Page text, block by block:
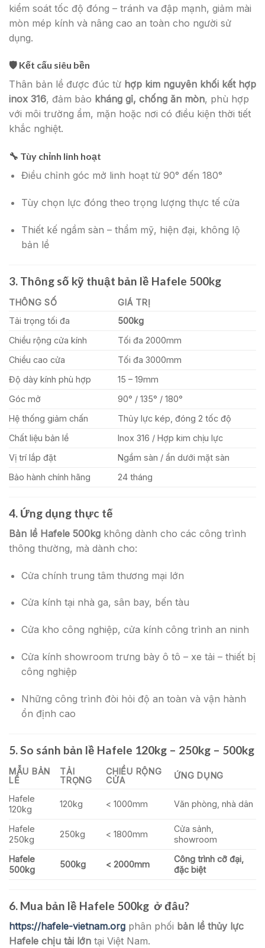
kiểm soát tốc độ đóng – tránh va đập mạnh, giảm mài
mòn mép kính và nâng cao an toàn cho người sử
dụng.
🛡️ Kết cấu siêu bền
Thân bản lề được đúc từ hợp kim nguyên khối kết hợp
inox 316, đảm bảo kháng gỉ, chống ăn mòn, phù hợp
với môi trường ẩm, mặn hoặc nơi có điều kiện thời tiết
khắc nghiệt.
🔧 Tùy chỉnh linh hoạt
Điều chỉnh góc mở linh hoạt từ 90° đến 180°
Tùy chọn lực đóng theo trọng lượng thực tế cửa
Thiết kế ngầm sàn – thẩm mỹ, hiện đại, không lộ
bản lề
3. Thông số kỹ thuật bản lề Hafele 500kg
THÔNG SỐ
GIÁ TRỊ
Tải trọng tối đa
500kg
Chiều rộng cửa kính
Tối đa 2000mm
Chiều cao cửa
Tối đa 3000mm
Độ dày kính phù hợp
15 – 19mm
Góc mở
90° / 135° / 180°
Hệ thống giảm chấn
Thủy lực kép, đóng 2 tốc độ
Chất liệu bản lề
Inox 316 / Hợp kim chịu lực
Vị trí lắp đặt
Ngầm sàn / ẩn dưới mặt sàn
Bảo hành chính hãng
24 tháng
4. Ứng dụng thực tế
Bản lề Hafele 500kg không dành cho các công trình
thông thường, mà dành cho:
Cửa chính trung tâm thương mại lớn
Cửa kính tại nhà ga, sân bay, bến tàu
Cửa kho công nghiệp, cửa kính công trình an ninh
Cửa kính showroom trưng bày ô tô – xe tải – thiết bị
công nghiệp
Những công trình đòi hỏi độ an toàn và vận hành
ổn định cao
5. So sánh bản lề Hafele 120kg – 250kg – 500kg
MẪU BẢN
LỀ
TẢI
TRỌNG
CHIỀU RỘNG
CỬA
ỨNG DỤNG
Hafele
120kg
120kg < 1000mm Văn phòng, nhà dân
Hafele
250kg
250kg < 1800mm
Cửa sảnh,
showroom
Hafele
500kg
500kg < 2000mm
Công trình cỡ đại,
đặc biệt
6. Mua bản lề Hafele 500kg ở đâu?
https://hafele-vietnam.org phân phối bản lề thủy lực
Hafele chịu tải lớn tại Việt Nam.